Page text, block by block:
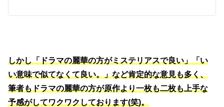
しかし「ドラマの麗華の方がミステリアスで良い」「い
い意味で似てなくて良い。」など肯定的な意見も多く、
筆者もドラマの麗華の方が原作より一枚も二枚も上手な
予感がしてワクワクしております(笑)。